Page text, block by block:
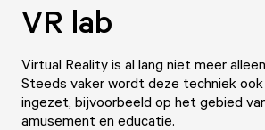
VR lab
Virtual Reality is al lang niet meer
Steeds vaker wordt deze techniek
ingezet, bijvoorbeeld op het gebied
amusement en educatie.